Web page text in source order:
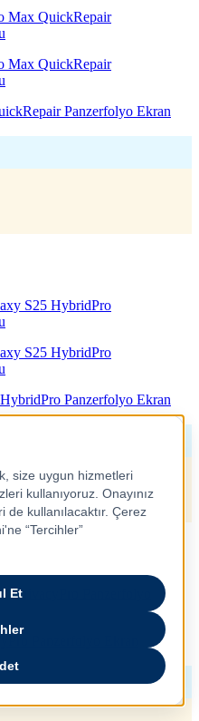
Panzerfolyo Ekran
Panzerfolyo Ekran
Panzerfolyo Ekran